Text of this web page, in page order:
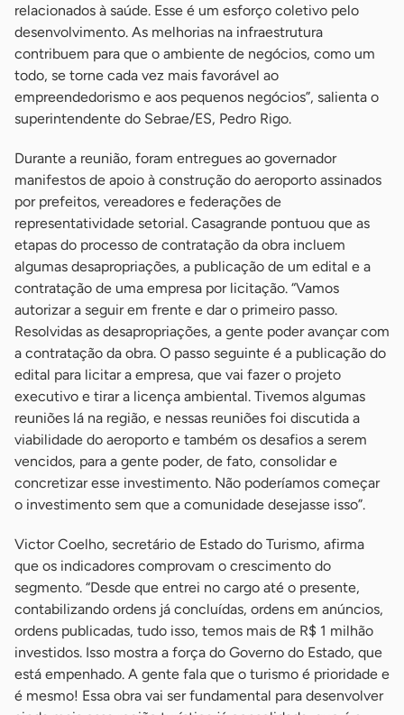
relacionados à saúde. Esse é um esforço coletivo pelo
desenvolvimento. As melhorias na infraestrutura
contribuem para que o ambiente de negócios, como um
todo, se torne cada vez mais favorável ao
empreendedorismo e aos pequenos negócios”, salienta o
superintendente do Sebrae/ES, Pedro Rigo.
Durante a reunião, foram entregues ao governador
manifestos de apoio à construção do aeroporto assinados
por prefeitos, vereadores e federações de
representatividade setorial. Casagrande pontuou que as
etapas do processo de contratação da obra incluem
algumas desapropriações, a publicação de um edital e a
contratação de uma empresa por licitação. “Vamos
autorizar a seguir em frente e dar o primeiro passo.
Resolvidas as desapropriações, a gente poder avançar com
a contratação da obra. O passo seguinte é a publicação do
edital para licitar a empresa, que vai fazer o projeto
executivo e tirar a licença ambiental. Tivemos algumas
reuniões lá na região, e nessas reuniões foi discutida a
viabilidade do aeroporto e também os desafios a serem
vencidos, para a gente poder, de fato, consolidar e
concretizar esse investimento. Não poderíamos começar
o investimento sem que a comunidade desejasse isso”.
Victor Coelho, secretário de Estado do Turismo, afirma
que os indicadores comprovam o crescimento do
segmento. “Desde que entrei no cargo até o presente,
contabilizando ordens já concluídas, ordens em anúncios,
ordens publicadas, tudo isso, temos mais de R$ 1 milhão
investidos. Isso mostra a força do Governo do Estado, que
está empenhado. A gente fala que o turismo é prioridade e
é mesmo! Essa obra vai ser fundamental para desenvolver